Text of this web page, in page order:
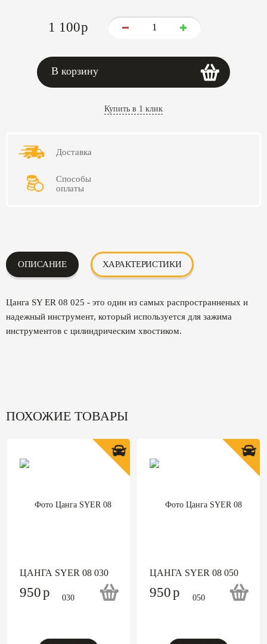
1 100p
В корзину
Купить в 1 клик
Доставка
Способы
оплаты
ОПИСАНИЕ ХАРАКТЕРИСТИКИ
Цанга SY ER 08 025 - это один из самых распространненых и
надежный инструмент, который используется для зажима
инструментов с цилиндрическим хвостиком.
ПОХОЖИЕ ТОВАРЫ
ЦАНГА SYER 08 030
950p
ЦАНГА SYER 08 050
950p